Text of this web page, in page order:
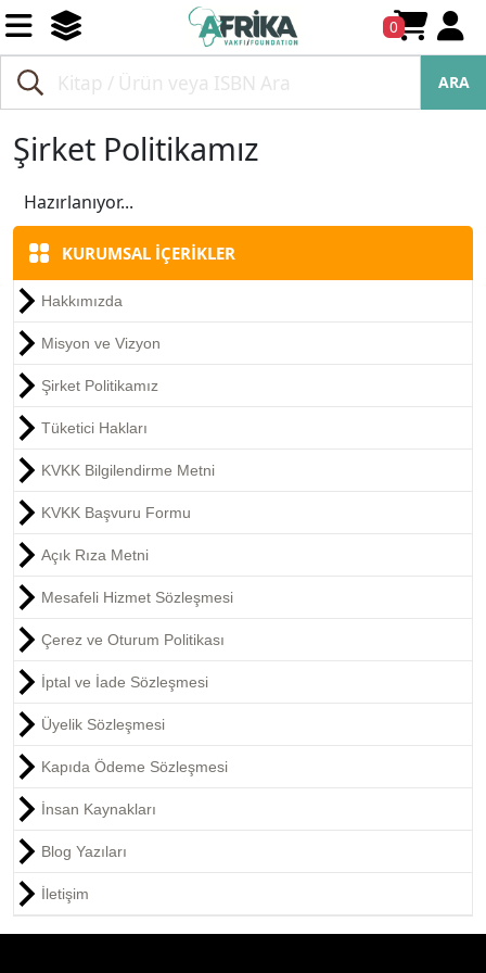
0
ARA
Şirket Politikamız
Hazırlanıyor...
KURUMSAL İÇERİKLER
Hakkımızda
Misyon ve Vizyon
Şirket Politikamız
Tüketici Hakları
KVKK Bilgilendirme Metni
KVKK Başvuru Formu
Açık Rıza Metni
Mesafeli Hizmet Sözleşmesi
Çerez ve Oturum Politikası
İptal ve İade Sözleşmesi
Üyelik Sözleşmesi
Kapıda Ödeme Sözleşmesi
İnsan Kaynakları
Blog Yazıları
İletişim